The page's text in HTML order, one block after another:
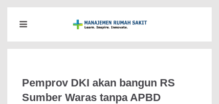
Pemprov DKI akan bangun RS
Sumber Waras tanpa APBD